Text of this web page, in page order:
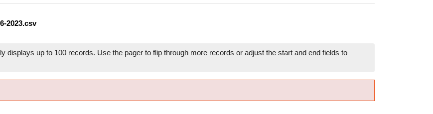
2023.csv
displays up to 100 records. Use the pager to flip through more records or adjust the start and end fields to